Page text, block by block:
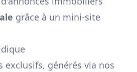
grâce à un mini-site
exclusifs, générés via nos